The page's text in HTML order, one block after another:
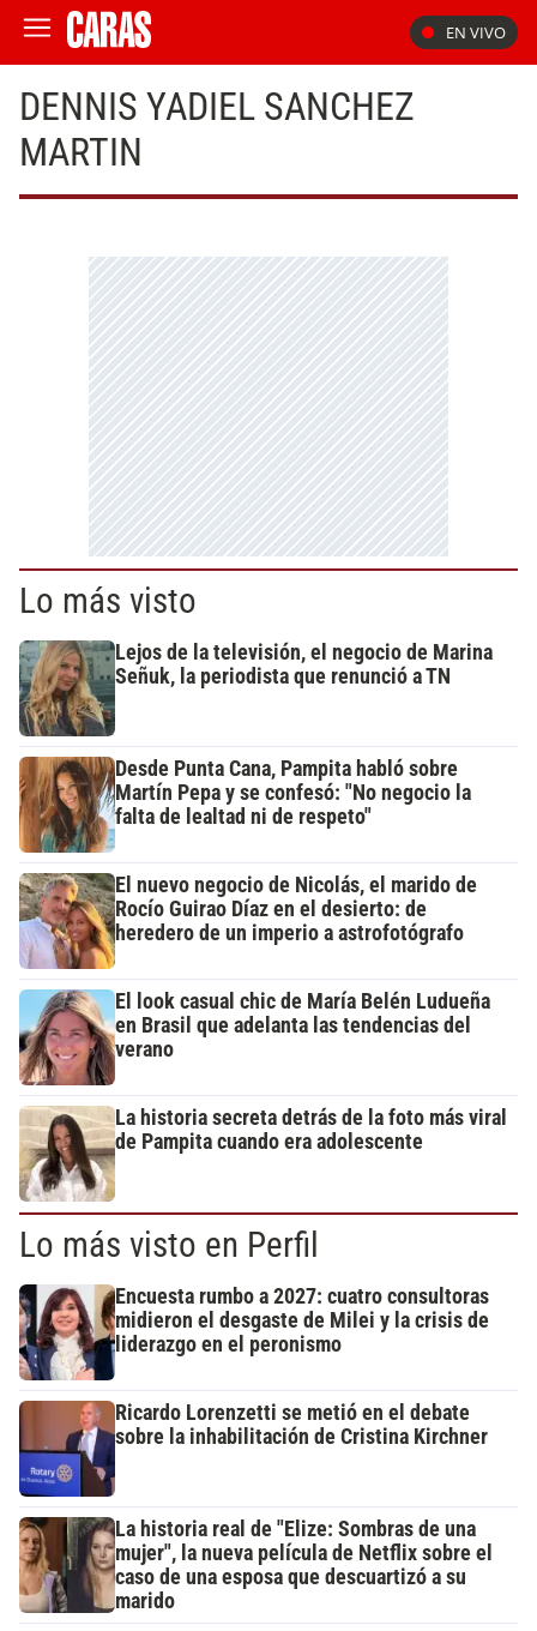
EN VIVO
DENNIS YADIEL SANCHEZ
MARTIN
Lo más visto
Lejos de la televisión, el negocio de Marina
Señuk, la periodista que renunció a TN
Desde Punta Cana, Pampita habló sobre
Martín Pepa y se confesó: "No negocio la
falta de lealtad ni de respeto"
El nuevo negocio de Nicolás, el marido de
Rocío Guirao Díaz en el desierto: de
heredero de un imperio a astrofotógrafo
El look casual chic de María Belén Ludueña
en Brasil que adelanta las tendencias del
verano
La historia secreta detrás de la foto más viral
de Pampita cuando era adolescente
Lo más visto en Perfil
Encuesta rumbo a 2027: cuatro consultoras
midieron el desgaste de Milei y la crisis de
liderazgo en el peronismo
Ricardo Lorenzetti se metió en el debate
sobre la inhabilitación de Cristina Kirchner
La historia real de "Elize: Sombras de una
mujer", la nueva película de Netflix sobre el
caso de una esposa que descuartizó a su
marido